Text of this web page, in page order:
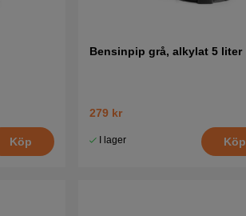
Köp
Bensinpip grå, alkylat 5 liter
279 kr
I lager Köp